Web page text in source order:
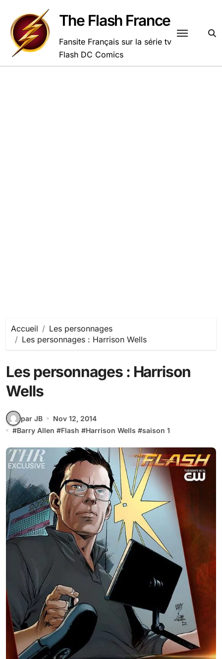
contenu
The Flash France
Fansite Français sur la série tv
Flash DC Comics
Accueil
Les personnages
Les personnages : Harrison Wells
Les personnages : Harrison
Wells
par JB
Nov 12, 2014
#Barry Allen #Flash #Harrison Wells #saison 1